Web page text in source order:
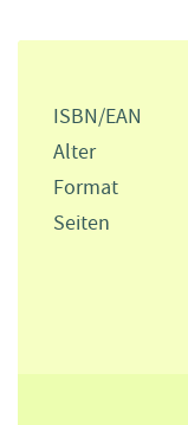
ISBN/EAN
Alter
Format
Seiten